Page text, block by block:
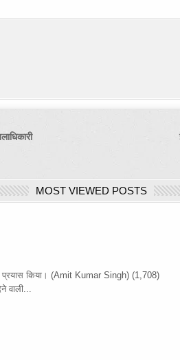
MOST VIEWED POSTS
किया। (Amit Kumar Singh) (1,708)
वाली...